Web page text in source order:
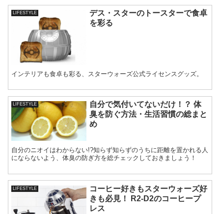
LIFESTYLE
デス・スターのトースターで食卓
を彩る
インテリアも食卓も彩る、スターウォーズ公式ライセンスグッズ。
LIFESTYLE
自分で気付いてないだけ！？ 体
臭を防ぐ方法・生活習慣の総まと
め
自分のニオイはわからない!?知らず知らずのうちに距離を置かれる人
にならないよう、体臭の防ぎ方を総チェックしておきましょう！
LIFESTYLE
コーヒー好きもスターウォーズ好
きも必見！ R2-D2のコーヒープ
レス